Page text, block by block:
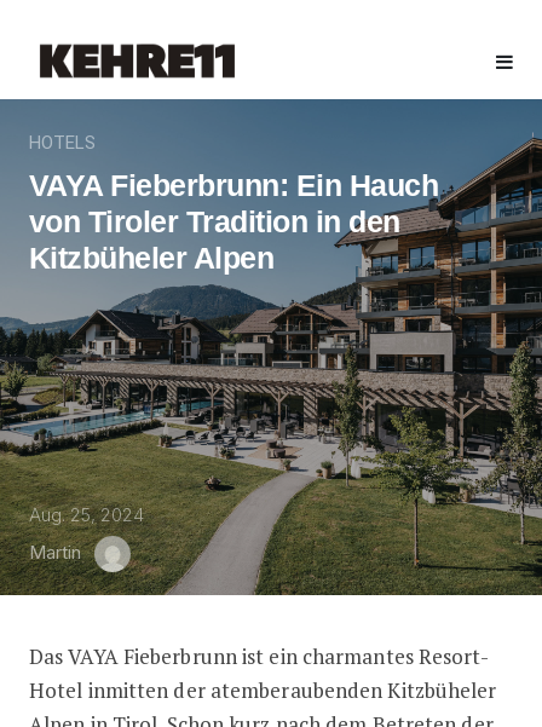
HOTELS
VAYA Fieberbrunn: Ein Hauch
von Tiroler Tradition in den
Kitzbüheler Alpen
Aug. 25, 2024
Martin
VAYA Fieberbrunn: Ein Hauch von
Das VAYA Fieberbrunn ist ein charmantes Resort-
Hotel inmitten der atemberaubenden Kitzbüheler